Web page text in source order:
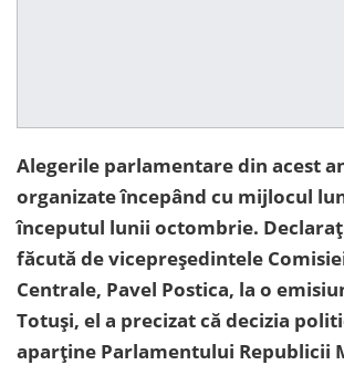
Alegerile parlamentare din acest
organizate începând cu mijlocul
începutul lunii octombrie. Declara
făcută de vicepreședintele
Centrale, Pavel Postica, la o
Totuși, el a precizat că decizia
aparține Parlamentului Republicii